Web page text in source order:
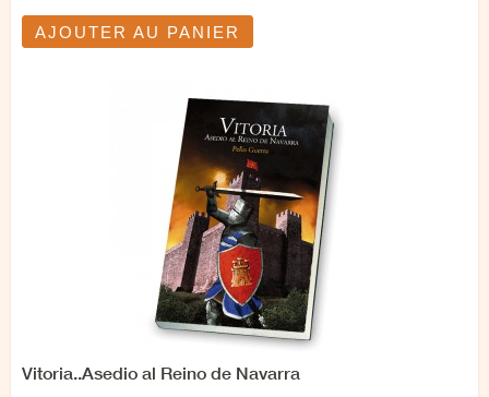
AJOUTER AU PANIER
Vitoria..Asedio al Reino de Navarra